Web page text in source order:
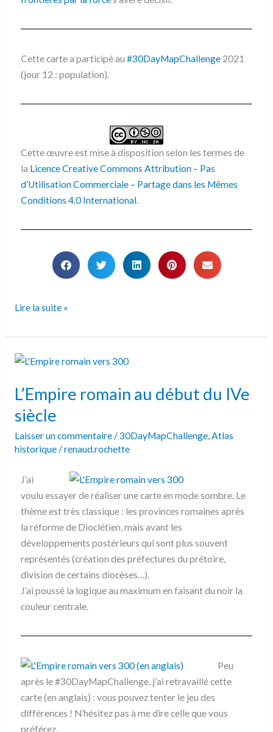
Cette carte a participé au #30DayMapChallenge2021
(jour 12 : population).
Cette œuvre est mise à disposition selon les termes de
la Licence Creative Commons Attribution – Pas
d’Utilisation Commerciale – Partage dans les Mêmes
Conditions 4.0 International.
Lire la suite »
L’Empire romain au début du IVe
siècle
Laisser un commentaire/30DayMapChallenge,Atlas
historique/renaud.rochette
J’ai
voulu essayer de réaliser une carte en mode sombre. Le
thème est très classique : les provinces romaines après
la réforme de Dioclétien, mais avant les
développements postérieurs qui sont plus souvent
représentés (création des préfectures du prétoire,
division de certains diocèses…).
J’ai poussé la logique au maximum en faisant du noir la
couleur centrale.
Peu
après le #30DayMapChallenge, j’ai retravaillé cette
carte (en anglais) : vous pouvez tenter le jeu des
différences ! N’hésitez pas à me dire celle que vous
préférez.
L’Empire
au
du
IVe
siècle